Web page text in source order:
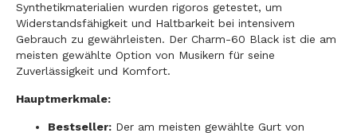
Synthetikmaterialien wurden rigoros getestet, um
Widerstandsfähigkeit und Haltbarkeit bei intensivem
Gebrauch zu gewährleisten. Der Charm-60 Black ist die am
meisten gewählte Option von Musikern für seine
Zuverlässigkeit und Komfort.
Hauptmerkmale:
Bestseller: Der am meisten gewählte Gurt von